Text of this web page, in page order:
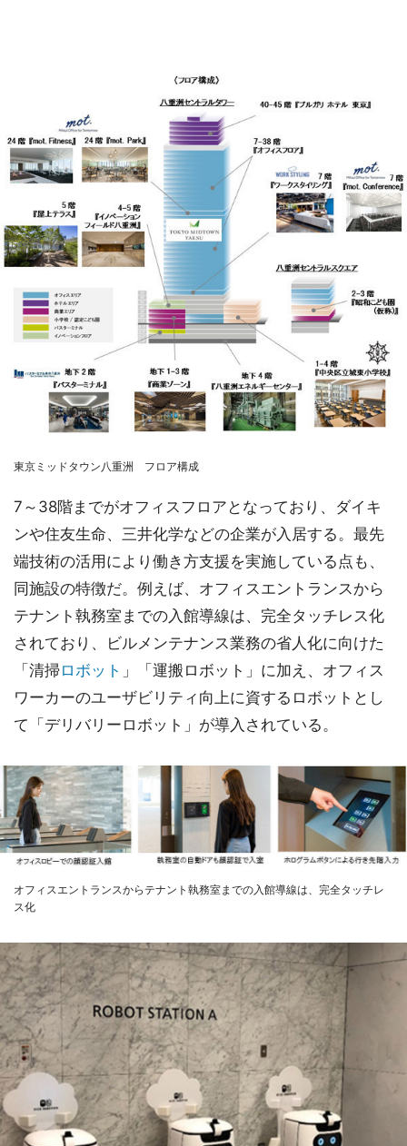
東京ミッドタウン八重洲 フロア構成
7～38階までがオフィスフロアとなっており、ダイキ
ンや住友生命、三井化学などの企業が入居する。最先
端技術の活用により働き方支援を実施している点も、
同施設の特徴だ。例えば、オフィスエントランスから
テナント執務室までの入館導線は、完全タッチレス化
されており、ビルメンテナンス業務の省人化に向けた
「清掃ロボット 」「運搬ロボット」に加え、オフィス
ワーカーのユーザビリティ向上に資するロボットとし
て「デリバリーロボット」が導入されている。
オフィスエントランスからテナント執務室までの入館導線は、完全タッチレ
ス化